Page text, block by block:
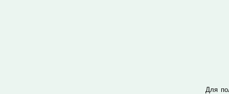
Для